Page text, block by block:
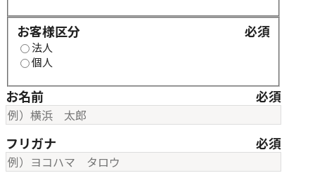
お客様区分
お客様区分 必須
法人
個人
お名前 必須
フリガナ 必須